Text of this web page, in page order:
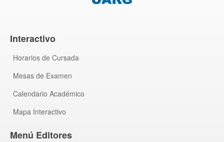
Interactivo
Horarios de Cursada
Mesas de Examen
Calendario Académico
Mapa Interactivo
Menú Editores